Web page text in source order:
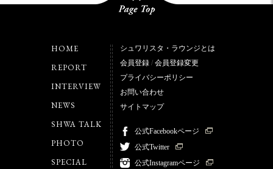
HOME
REPORT
INTERVIEW
NEWS
SHWA TALK
PHOTO
SPECIAL
シュワリスタ・ラウンジとは
会員登録 / 会員登録変更
プライバシーポリシー
お問い合わせ
サイトマップ
公式Facebookページ
公式Twitter
公式Instagramページ